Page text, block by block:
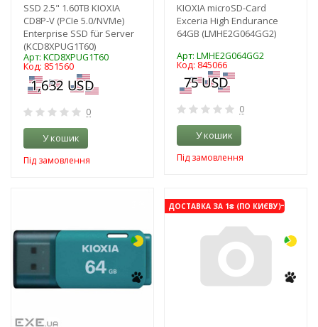
SSD 2.5" 1.60TB KIOXIA
CD8P-V (PCIe 5.0/NVMe)
Enterprise SSD für Server
(KCD8XPUG1T60)
Арт: KCD8XPUG1T60
Код: 851560
0
У кошик
Під замовлення
KIOXIA microSD-Card
Exceria High Endurance
64GB (LMHE2G064GG2)
Арт: LMHE2G064GG2
Код: 845066
0
У кошик
Під замовлення
ДОСТАВКА ЗА 1₴ (ПО КИЄВУ)-3%